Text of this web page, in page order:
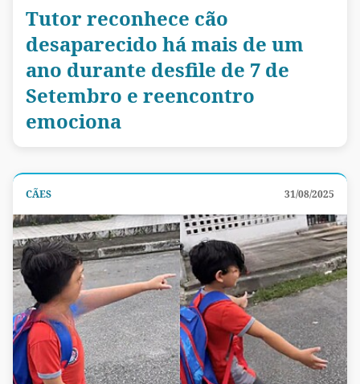
Tutor reconhece cão
desaparecido há mais de um
ano durante desfile de 7 de
Setembro e reencontro
emociona
CÃES 31/08/2025